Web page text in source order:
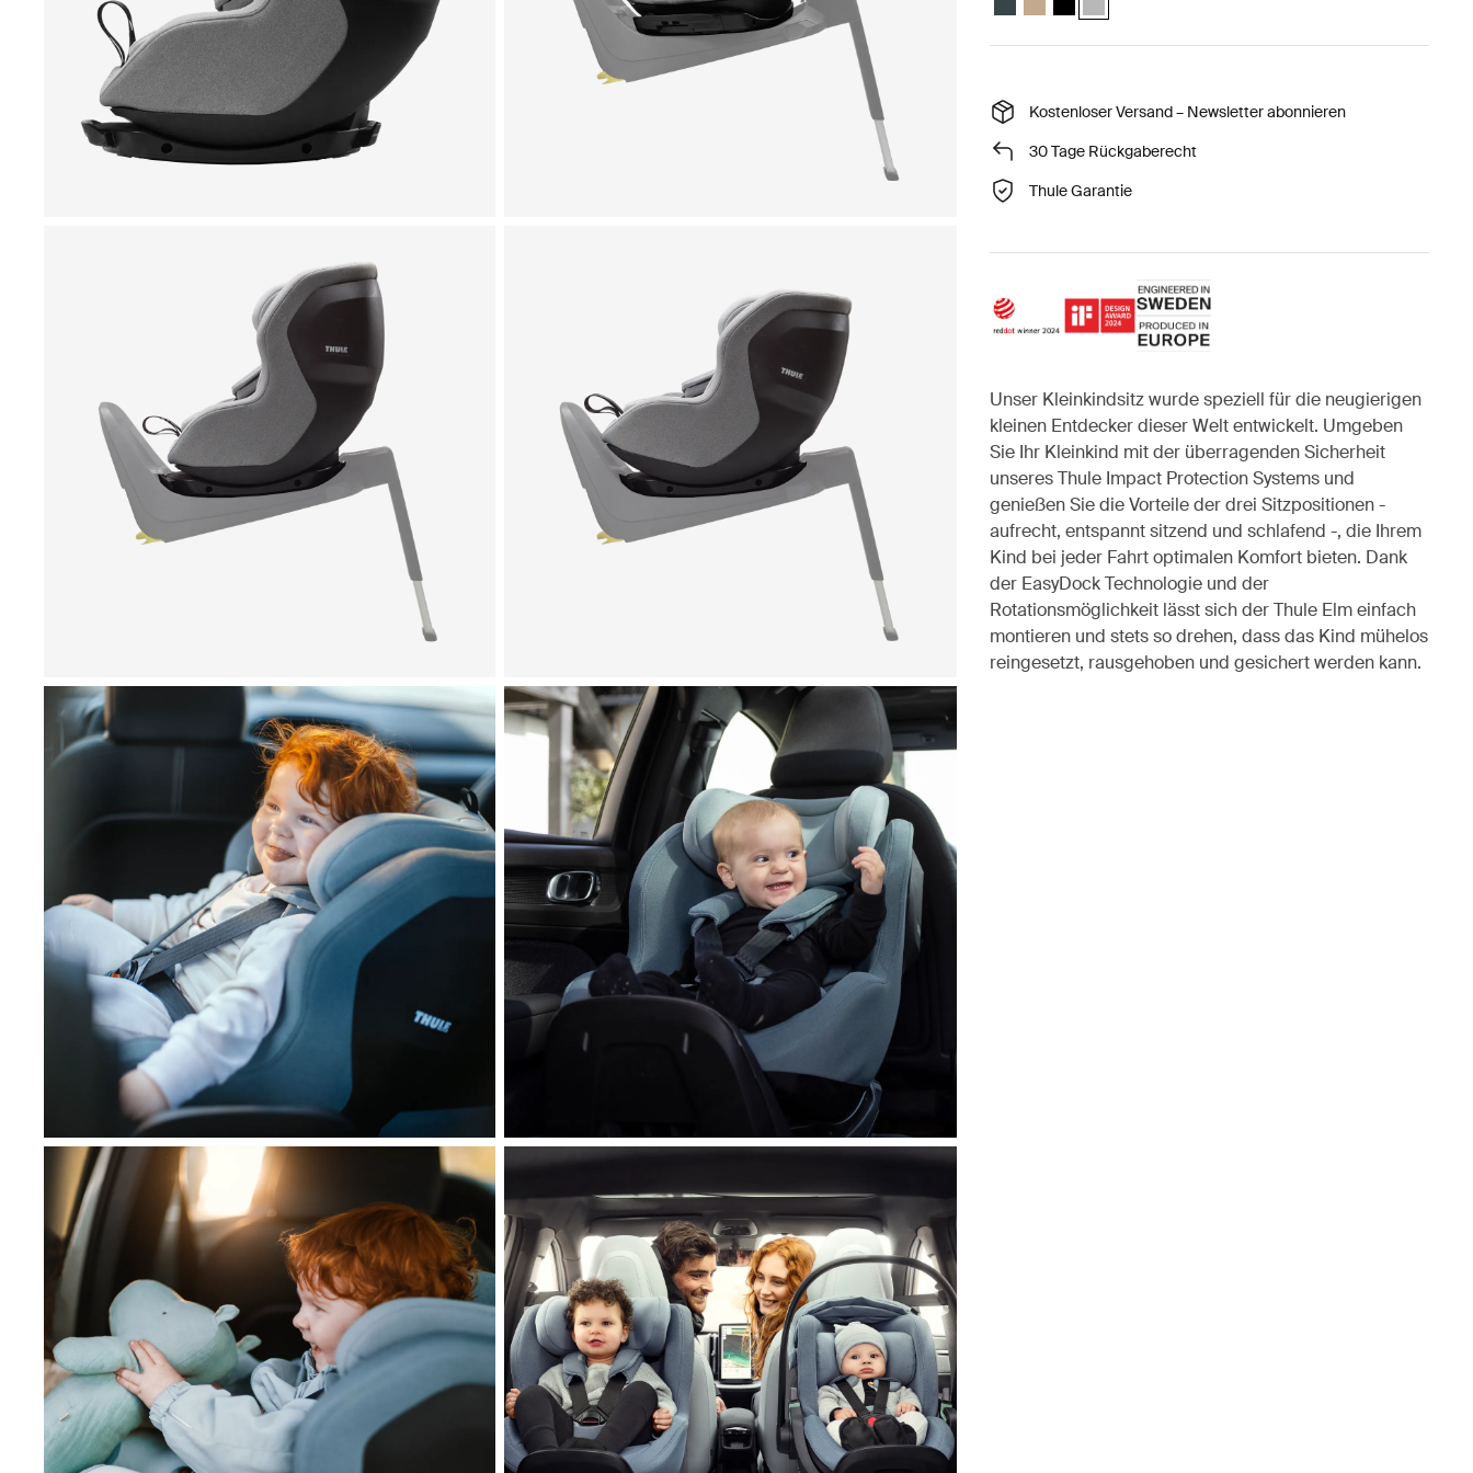
Kostenloser Versand – Newsletter abonnieren
30 Tage Rückgaberecht
Thule Garantie
Unser Kleinkindsitz wurde speziell für die neugierigen
kleinen Entdecker dieser Welt entwickelt. Umgeben
Sie Ihr Kleinkind mit der überragenden Sicherheit
unseres Thule Impact Protection Systems und
genießen Sie die Vorteile der drei Sitzpositionen -
aufrecht, entspannt sitzend und schlafend -, die Ihrem
Kind bei jeder Fahrt optimalen Komfort bieten. Dank
der EasyDock Technologie und der
Rotationsmöglichkeit lässt sich der Thule Elm einfach
montieren und stets so drehen, dass das Kind mühelos
reingesetzt, rausgehoben und gesichert werden kann.